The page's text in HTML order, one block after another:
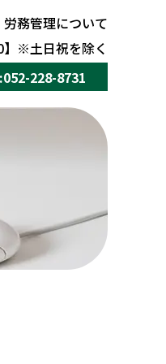
労務管理について
】※土日祝を除く
228-8731
労務管理について